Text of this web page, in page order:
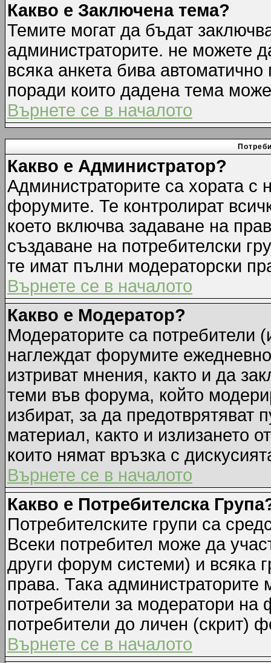
Какво е Заключена тема?
Темите могат да бъдат
администраторите. не можете
всяка анкета бива
поради които дадена тема
Върнете се в началото
Какво е Администратор?
Администраторите са хората с
форумите. Те контролират
което включва задаване на
създаване на потребителски
те имат пълни модераторски
Върнете се в началото
Какво е Модератор?
Модераторите са потребители
наглеждат форумите
изтриват мнения, както и да
теми във форума, който
избират, за да предотврятяват
материал, както и излизането
които нямат връзка с
Върнете се в началото
Какво е Потребителска
Потребителските групи са
Всеки потребител може да
други форум системи) и всяка
права. Така администраторите
потребители за модератори
потребители до личен (скрит)
Върнете се в началото